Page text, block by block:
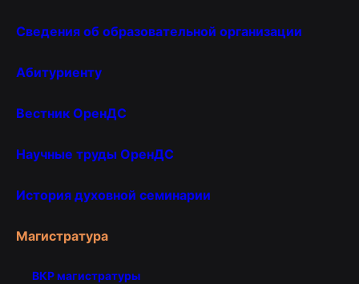
Сведения об образовательной организации
Абитуриенту
Вестник ОренДС
Научные труды ОренДС
История духовной семинарии
Магистратура
ВКР магистратуры